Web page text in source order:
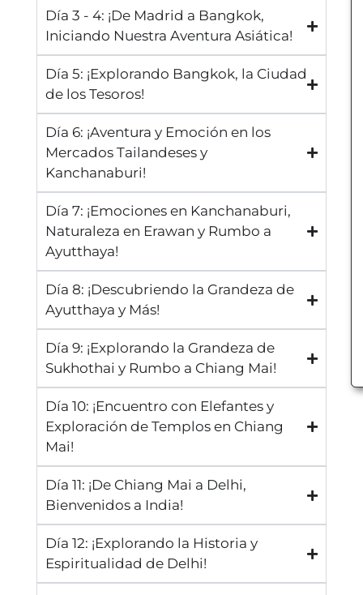
Día 3 - 4: ¡De Madrid a Bangkok,
Iniciando Nuestra Aventura Asiática!
Día 5: ¡Explorando Bangkok, la Ciudad
de los Tesoros!
Día 6: ¡Aventura y Emoción en los
Mercados Tailandeses y
Kanchanaburi!
Día 7: ¡Emociones en Kanchanaburi,
Naturaleza en Erawan y Rumbo a
Ayutthaya!
Día 8: ¡Descubriendo la Grandeza de
Ayutthaya y Más!
Día 9: ¡Explorando la Grandeza de
Sukhothai y Rumbo a Chiang Mai!
Día 10: ¡Encuentro con Elefantes y
Exploración de Templos en Chiang
Mai!
Día 11: ¡De Chiang Mai a Delhi,
Bienvenidos a India!
Día 12: ¡Explorando la Historia y
Espiritualidad de Delhi!